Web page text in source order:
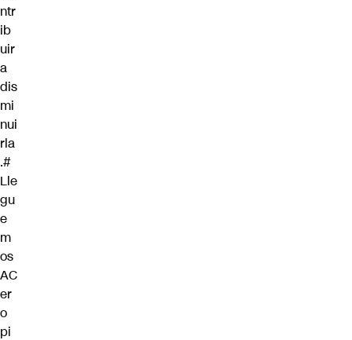
ntr
ib
uir
a
dis
mi
nui
rla
.#
Lle
gu
e
m
os
AC
er
o
pi